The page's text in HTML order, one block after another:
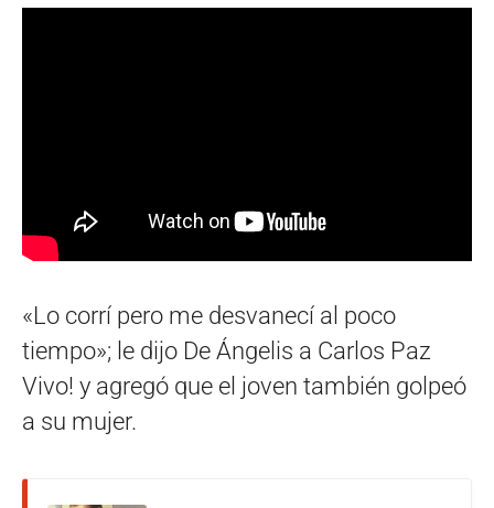
«Lo corrí pero me desvanecí al poco
tiempo»; le dijo De Ángelis a Carlos Paz
Vivo! y agregó que el joven también golpeó
a su mujer.